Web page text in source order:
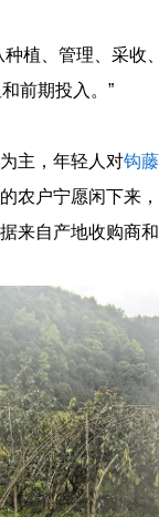
种植、管理、采
前期投入。”
主，年轻人对钩藤
农户宁愿闲下来
来自产地收购商